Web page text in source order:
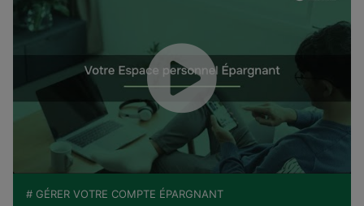
# GÉRER VOTRE COMPTE ÉPARGNANT